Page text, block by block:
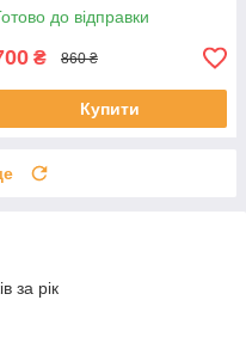
до відправки
₴ 860 ₴
Купити
за рік